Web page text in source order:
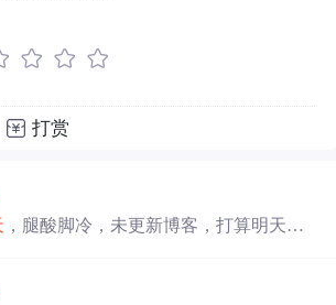
打赏
，腿酸脚冷，未更新博客，打算明天继